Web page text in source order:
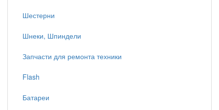
Шестерни
Шнеки, Шпиндели
Запчасти для ремонта техники
Flash
Батареи